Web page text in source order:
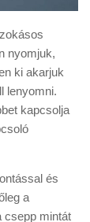
nyomjuk,
ki akarjuk
lenyomni.
kapcsolja
és
a
csepp mintát